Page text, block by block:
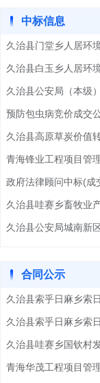
中标信息
久治县门堂乡人居环
久治县白玉乡人居环
预防包虫病竞价成交
久治县高原草炭价值
政府法律顾问中标(成
久治县哇赛乡畜牧业
合同公示
久治县哇赛乡国钦村
青海华茂工程项目管